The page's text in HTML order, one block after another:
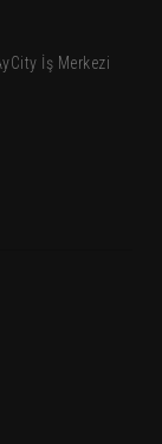
İş Merkezi